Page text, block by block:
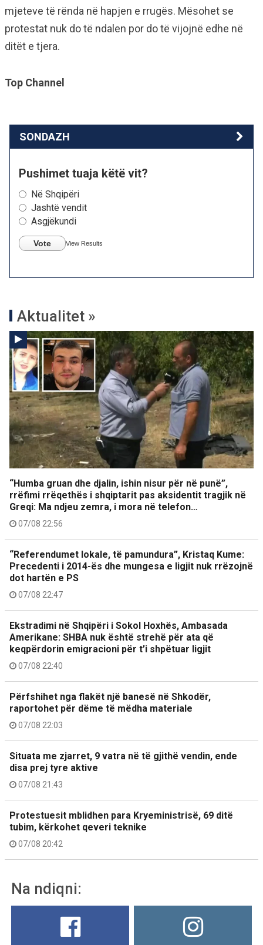
mjeteve të rënda në hapjen e rrugës. Mësohet se
protestat nuk do të ndalen por do të vijojnë edhe në
ditët e tjera.
Top Channel
SONDAZH
Pushimet tuaja këtë vit?
Në Shqipëri
Jashtë vendit
Asgjëkundi
Vote View Results
Aktualitet »
“Humba gruan dhe djalin, ishin nisur për në punë”,
rrëfimi rrëqethës i shqiptarit pas aksidentit tragjik në
Greqi: Ma ndjeu zemra, i mora në telefon…
07/08 22:56
“Referendumet lokale, të pamundura”, Kristaq Kume:
Precedenti i 2014-ës dhe mungesa e ligjit nuk rrëzojnë
dot hartën e PS
07/08 22:47
Ekstradimi në Shqipëri i Sokol Hoxhës, Ambasada
Amerikane: SHBA nuk është strehë për ata që
keqpërdorin emigracioni për t’i shpëtuar ligjit
07/08 22:40
Përfshihet nga flakët një banesë në Shkodër,
raportohet për dëme të mëdha materiale
07/08 22:03
Situata me zjarret, 9 vatra në të gjithë vendin, ende
disa prej tyre aktive
07/08 21:43
Protestuesit mblidhen para Kryeministrisë, 69 ditë
tubim, kërkohet qeveri teknike
07/08 20:42
Na ndiqni: